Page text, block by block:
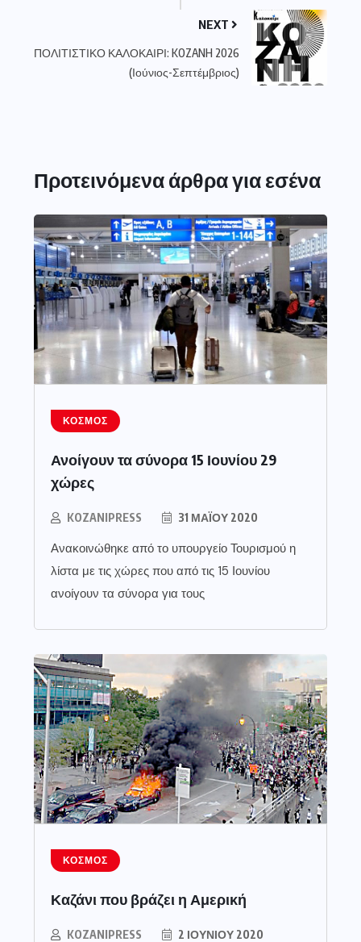
NEXT
ΠΟΛΙΤΙΣΤΙΚΟ ΚΑΛΟΚΑΙΡΙ: KOZANH 2026
(Ιούνιος-Σεπτέμβριος)
Προτεινόμενα άρθρα για εσένα
ΚΌΣΜΟΣ
Ανοίγουν τα σύνορα 15 Ιουνίου 29
χώρες
KOZANIPRESS 31 ΜΑΪ́ΟΥ 2020
Ανακοινώθηκε από το υπουργείο Τουρισμού η
λίστα με τις χώρες που από τις 15 Ιουνίου
ανοίγουν τα σύνορα για τους
ΚΌΣΜΟΣ
Καζάνι που βράζει η Αμερική
KOZANIPRESS 2 ΙΟΥΝΊΟΥ 2020